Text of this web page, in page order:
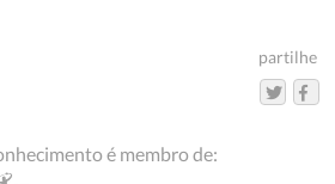
partilhe
é membro de: